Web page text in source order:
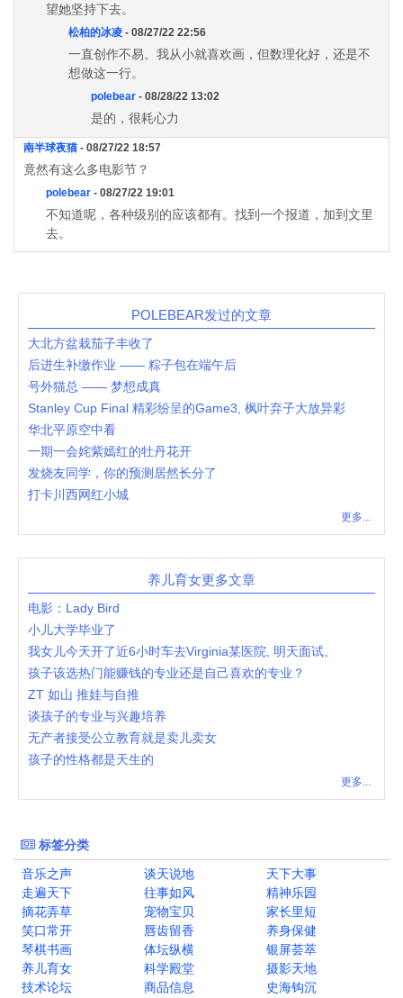
望她坚持下去。
松柏的冰凌 - 08/27/22 22:56
一直创作不易。我从小就喜欢画，但数理化好，还是不
想做这一行。
polebear - 08/28/22 13:02
是的，很耗心力
南半球夜猫 - 08/27/22 18:57
竟然有这么多电影节？
polebear - 08/27/22 19:01
不知道呢，各种级别的应该都有。找到一个报道，加到文里
去。
POLEBEAR发过的文章
大北方盆栽茄子丰收了
后进生补缴作业 —— 粽子包在端午后
号外猫总 —— 梦想成真
Stanley Cup Final 精彩纷呈的Game3, 枫叶弃子大放异彩
华北平原空中看
一期一会姹紫嫣红的牡丹花开
发烧友同学，你的预测居然长分了
打卡川西网红小城
更多...
养儿育女更多文章
电影：Lady Bird
小儿大学毕业了
我女儿今天开了近6小时车去Virginia某医院, 明天面试。
孩子该选热门能赚钱的专业还是自己喜欢的专业？
ZT 如山 推娃与自推
谈孩子的专业与兴趣培养
无产者接受公立教育就是卖儿卖女
孩子的性格都是天生的
更多...
标签分类
音乐之声
谈天说地
天下大事
走遍天下
往事如风
精神乐园
摘花弄草
宠物宝贝
家长里短
笑口常开
唇齿留香
养身保健
琴棋书画
体坛纵横
银屏荟萃
养儿育女
科学殿堂
摄影天地
技术论坛
商品信息
史海钩沉